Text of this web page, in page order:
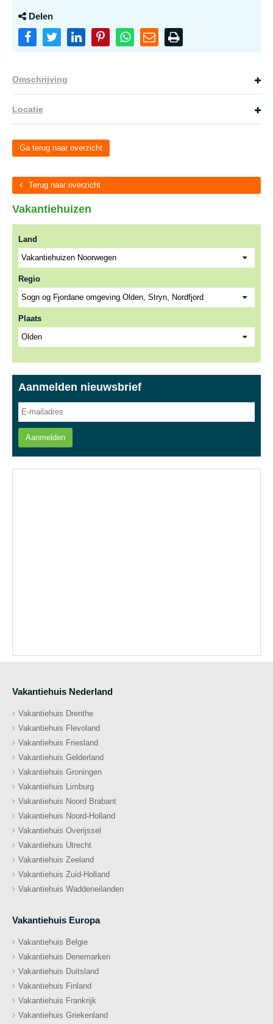
Delen
Omschrijving
Locatie
Ga terug naar overzicht
Terug naar overzicht
Vakantiehuizen
Land
Regio
Plaats
Aanmelden nieuwsbrief
Aanmelden
Vakantiehuis Nederland
Vakantiehuis Drenthe
Vakantiehuis Flevoland
Vakantiehuis Friesland
Vakantiehuis Gelderland
Vakantiehuis Groningen
Vakantiehuis Limburg
Vakantiehuis Noord Brabant
Vakantiehuis Noord-Holland
Vakantiehuis Overijssel
Vakantiehuis Utrecht
Vakantiehuis Zeeland
Vakantiehuis Zuid-Holland
Vakantiehuis Waddeneilanden
Vakantiehuis Europa
Vakantiehuis Belgie
Vakantiehuis Denemarken
Vakantiehuis Duitsland
Vakantiehuis Finland
Vakantiehuis Frankrijk
Vakantiehuis Griekenland